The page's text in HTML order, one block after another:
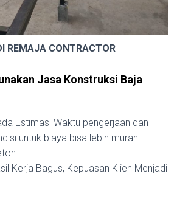
REMAJA CONTRACTOR
Jasa Konstruksi Baja
Estimasi Waktu pengerjaan dan
untuk biaya bisa lebih murah
Kerja Bagus, Kepuasan Klien Menjadi